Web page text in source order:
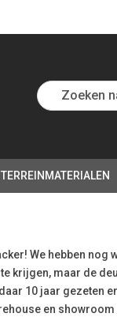
Zoeken naar
TERREINMATERIALEN
We hebben nog
krijgen, maar de
10 jaar gezeten
en showroom